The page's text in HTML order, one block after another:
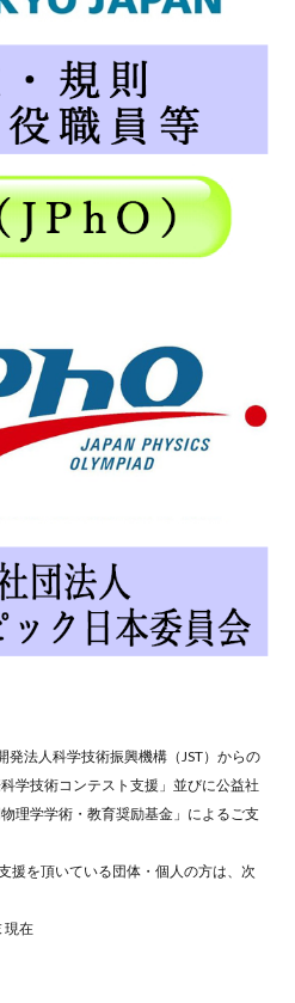
法人科学技術振興機構（JST）からの
学技術コンテスト支援」並びに公益社
理学学術・教育奨励基金」によるご支
援を頂いている団体・個人の方は、次
現在